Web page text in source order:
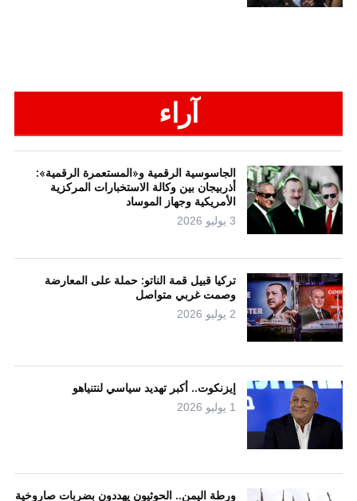
آراء
الجاسوسية الرقمية و«المستعمرة الرقمية»:
أذربيجان بين وكالة الاستخبارات المركزية
الأمريكية وجهاز الموساد
3 يوليو 2026
تركيا قبيل قمة الناتو: حملة على المعارضة
وصمت غربي متواصل
2 يوليو 2026
إيزنكوت.. أكبر تهديد سياسي لنتنياهو
1 يوليو 2026
ورطة اليمن.. الحوثيون يهددون بضربات صاروخية